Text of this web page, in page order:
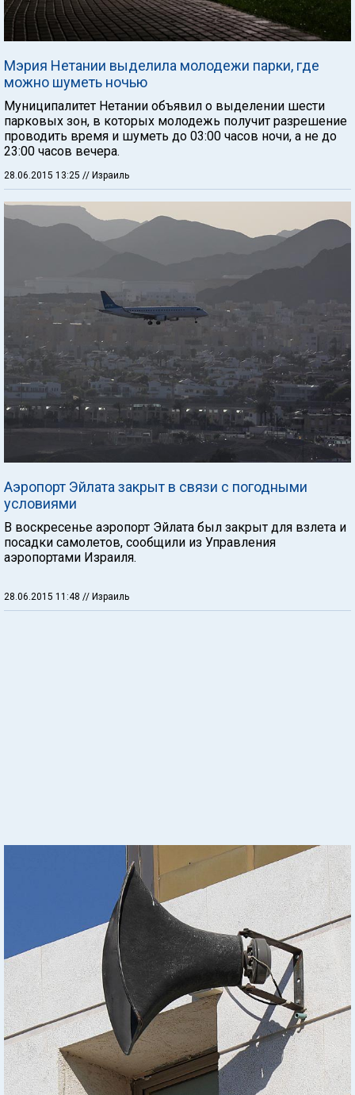
Мэрия Нетании выделила молодежи парки, где
можно шуметь ночью
Муниципалитет Нетании объявил о выделении шести
парковых зон, в которых молодежь получит разрешение
проводить время и шуметь до 03:00 часов ночи, а не до
23:00 часов вечера.
28.06.2015 13:25 // Израиль
Аэропорт Эйлата закрыт в связи с погодными
условиями
В воскресенье аэропорт Эйлата был закрыт для взлета и
посадки самолетов, сообщили из Управления
аэропортами Израиля.
28.06.2015 11:48 // Израиль